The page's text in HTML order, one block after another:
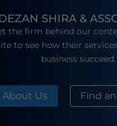
DEZAN SHIRA &
the firm behind our
to see how their
business succeed.
About Us Find